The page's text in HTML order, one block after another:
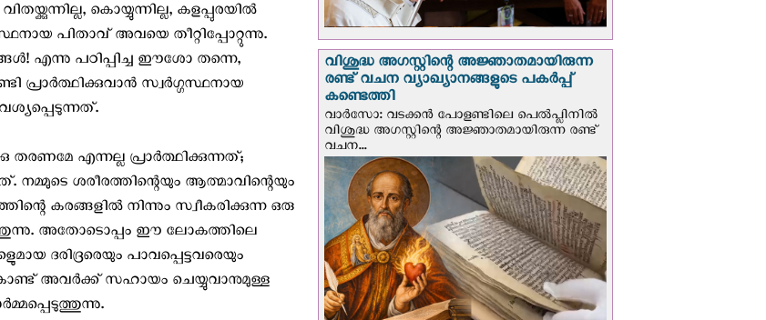
കൊയ്യുന്നില്ല, കളപ്പുരയില്‍
പിതാവ് അവയെ തീറ്റിപ്പോറ്റുന്നു.
എന്നു പഠിപ്പിച്ച ഈശോ തന്നെ,
പ്രാർത്ഥിക്കുവാൻ സ്വർഗ്ഗസ്ഥനായ
എന്നല്ല പ്രാർത്ഥിക്കുന്നത്;
ശരീരത്തിന്റെയും ആത്മാവിന്റെയും
കരങ്ങളിൽ നിന്നും സ്വീകരിക്കുന്ന ഒരു
അതോടൊപ്പം ഈ ലോകത്തിലെ
ദരിദ്രരെയും പാവപ്പെട്ടവരെയും
അവർക്ക് സഹായം ചെയ്യുവാനുമുള്ള
വിശുദ്ധ അഗസ്റ്റിന്റെ അജ്ഞാതമായിരുന്ന
രണ്ട് വചന വ്യാഖ്യാനങ്ങളുടെ പകര്‍പ്പ്
കണ്ടെത്തി
വാര്‍സോ: വടക്കൻ പോളണ്ടിലെ പെൽപ്ലിനില്‍
വിശുദ്ധ അഗസ്റ്റിന്റെ അജ്ഞാതമായിരുന്ന രണ്ട്
വചന...